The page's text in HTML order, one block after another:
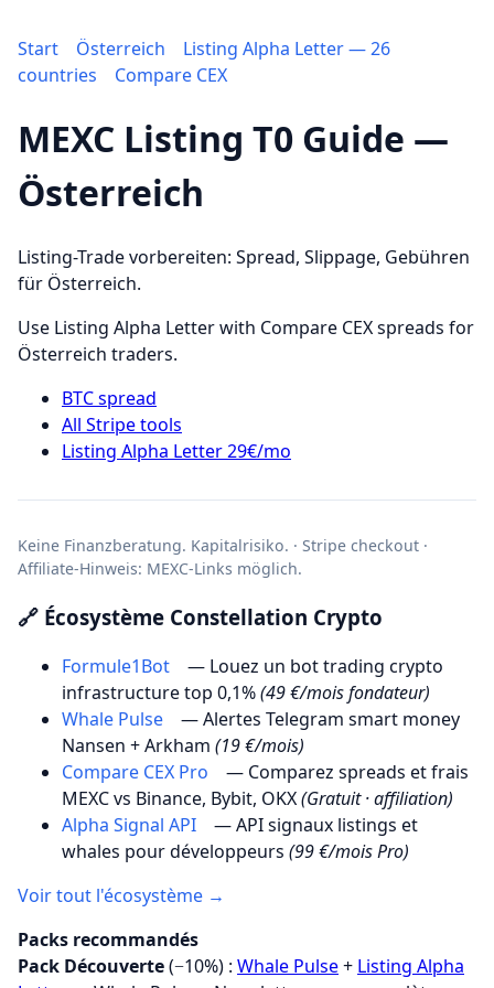
Start Österreich
Listing Alpha Letter — 26
countries
Compare CEX
MEXC Listing T0 Guide —
Österreich
Listing-Trade vorbereiten: Spread, Slippage, Gebühren
für Österreich.
Use Listing Alpha Letter with Compare CEX spreads for
Österreich traders.
BTC spread
All Stripe tools
Listing Alpha Letter 29€/mo
Keine Finanzberatung. Kapitalrisiko. · Stripe checkout ·
Affiliate-Hinweis: MEXC-Links möglich.
🔗 Écosystème Constellation Crypto
Formule1Bot
— Louez un bot trading crypto
infrastructure top 0,1%(49 €/mois fondateur)
Whale Pulse
— Alertes Telegram smart money
Nansen + Arkham (19 €/mois)
Compare CEX Pro
— Comparez spreads et frais
MEXC vs Binance, Bybit, OKX(Gratuit · affiliation)
Alpha Signal API
— API signaux listings et
whales pour développeurs (99 €/mois Pro)
Voir tout l'écosystème →
Packs recommandés
Pack Découverte(−10%) : Whale Pulse+ Listing Alpha